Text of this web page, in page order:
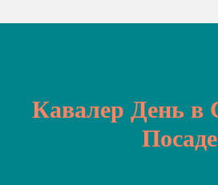
Кавалер День в
Посаде